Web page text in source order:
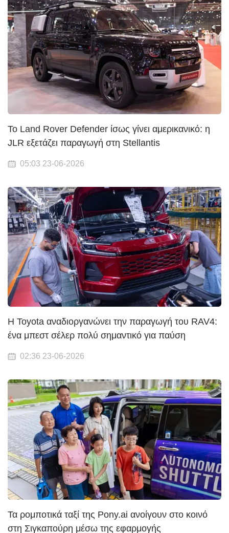
Το Land Rover Defender ίσως γίνει αμερικανικό: η
JLR εξετάζει παραγωγή στη Stellantis
05:03 23-06-2026
Η Toyota αναδιοργανώνει την παραγωγή του RAV4:
ένα μπεστ σέλερ πολύ σημαντικό για παύση
02:36 23-06-2026
Τα ρομποτικά ταξί της Pony.ai ανοίγουν στο κοινό
στη Σιγκαπούρη μέσω της εφαρμογής